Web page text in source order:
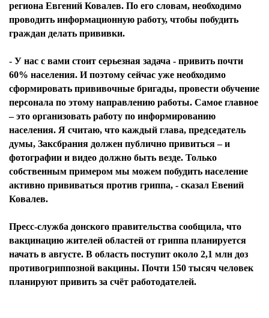
региона Евгений Ковалев. По его словам, необходимо
проводить информационную работу, чтобы побудить
граждан делать прививки.
- У нас с вами стоит серьезная задача - привить почти
60% населения. И поэтому сейчас уже необходимо
сформировать прививочные бригады, провести обучение
персонала по этому направлению работы. Самое главное
– это организовать работу по информированию
населения. Я считаю, что каждый глава, председатель
думы, Заксбрания должен публично привиться – и
фотографии и видео должно быть везде. Только
собственным примером мы можем побудить население
активно прививаться против гриппа, - сказал Евений
Ковалев.
Пресс-служба донского правительства сообщила, что
вакцинацию жителей областей от гриппа планируется
начать в августе. В область поступит около 2,1 млн доз
противогриппозной вакцины. Почти 150 тысяч человек
планируют привить за счёт работодателей.